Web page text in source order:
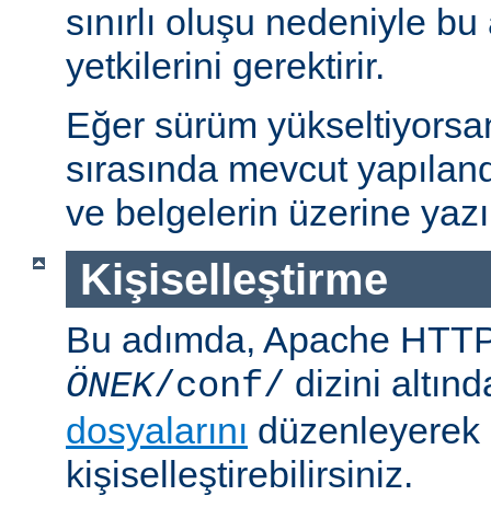
sınırlı oluşu nedeniyle
yetkilerini gerektirir.
Eğer sürüm
sırasında mevcut
ve belgelerin üzerine
Kişiselleştirme
Bu adımda, Apache
ÖNEK/conf/ dizini
dosyalarını düzenleyerek
kişiselleştirebilirsiniz.